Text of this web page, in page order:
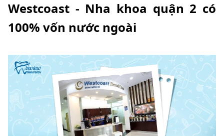
Westcoast - Nha khoa quận 2 có
100% vốn nước ngoài